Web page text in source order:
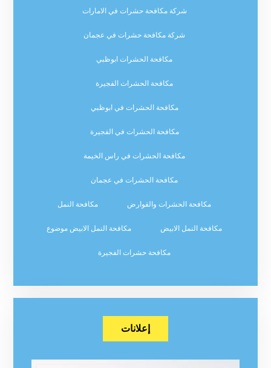
شركة مكافحة حشرات في الامارات
شركة مكافحة حشرات في عجمان
مكافحة الحشرات ابوظبي
مكافحة الحشرات الفجيرة
مكافحة الحشرات في ابوظبي
مكافحة الحشرات في الفجيرة
مكافحة الحشرات في راس الخيمة
مكافحة الحشرات في عجمان
مكافحة الحشرات والقوارض مكافحة النمل
مكافحة النمل الابيض مكافحة النمل الابيض موضوع
مكافحة حشرات الفجيرة
إعلانات